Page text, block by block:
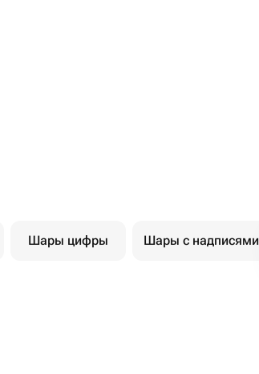
Шары цифры Шары с надписями